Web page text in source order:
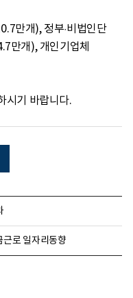
만개), 정부·비법인단
만개), 개인기업체
시기 바랍니다.
로 일자리동향